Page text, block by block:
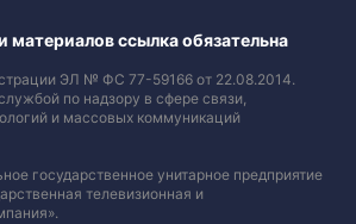
материалов ссылка обязательна
ЭЛ № ФС 77-59166 от 22.08.2014.
по надзору в сфере связи,
и массовых коммуникаций
государственное унитарное предприятие
телевизионная и